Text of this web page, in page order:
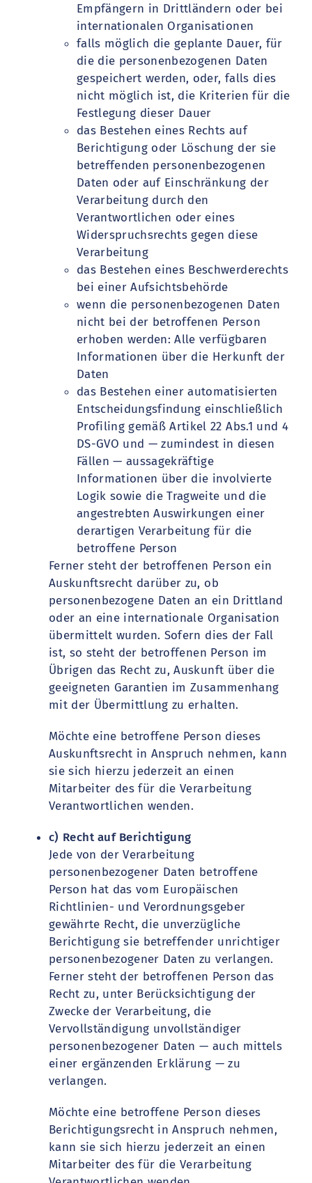
Empfängern in Drittländern oder bei
internationalen Organisationen
falls möglich die geplante Dauer, für
die die personenbezogenen Daten
gespeichert werden, oder, falls dies
nicht möglich ist, die Kriterien für die
Festlegung dieser Dauer
das Bestehen eines Rechts auf
Berichtigung oder Löschung der sie
betreffenden personenbezogenen
Daten oder auf Einschränkung der
Verarbeitung durch den
Verantwortlichen oder eines
Widerspruchsrechts gegen diese
Verarbeitung
das Bestehen eines Beschwerderechts
bei einer Aufsichtsbehörde
wenn die personenbezogenen Daten
nicht bei der betroffenen Person
erhoben werden: Alle verfügbaren
Informationen über die Herkunft der
Daten
das Bestehen einer automatisierten
Entscheidungsfindung einschließlich
Profiling gemäß Artikel 22 Abs.1 und 4
DS-GVO und — zumindest in diesen
Fällen — aussagekräftige
Informationen über die involvierte
Logik sowie die Tragweite und die
angestrebten Auswirkungen einer
derartigen Verarbeitung für die
betroffene Person
Ferner steht der betroffenen Person ein
Auskunftsrecht darüber zu, ob
personenbezogene Daten an ein Drittland
oder an eine internationale Organisation
übermittelt wurden. Sofern dies der Fall
ist, so steht der betroffenen Person im
Übrigen das Recht zu, Auskunft über die
geeigneten Garantien im Zusammenhang
mit der Übermittlung zu erhalten.
Möchte eine betroffene Person dieses
Auskunftsrecht in Anspruch nehmen, kann
sie sich hierzu jederzeit an einen
Mitarbeiter des für die Verarbeitung
Verantwortlichen wenden.
c) Recht auf Berichtigung
Jede von der Verarbeitung
personenbezogener Daten betroffene
Person hat das vom Europäischen
Richtlinien- und Verordnungsgeber
gewährte Recht, die unverzügliche
Berichtigung sie betreffender unrichtiger
personenbezogener Daten zu verlangen.
Ferner steht der betroffenen Person das
Recht zu, unter Berücksichtigung der
Zwecke der Verarbeitung, die
Vervollständigung unvollständiger
personenbezogener Daten — auch mittels
einer ergänzenden Erklärung — zu
verlangen.
Möchte eine betroffene Person dieses
Berichtigungsrecht in Anspruch nehmen,
kann sie sich hierzu jederzeit an einen
Mitarbeiter des für die Verarbeitung